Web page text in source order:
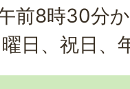
前8時30分
曜日、祝日